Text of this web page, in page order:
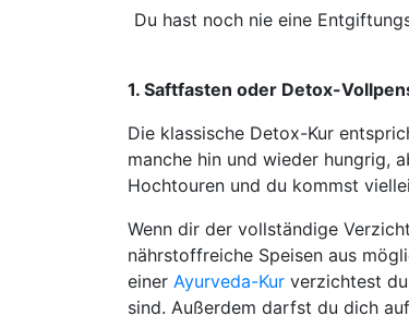
Du hast noch nie eine
1. Saftfasten oder Detox-
Die klassische Detox-Kur
manche hin und wieder hungrig,
Hochtouren und du kommst
Wenn dir der vollständige
nährstoffreiche Speisen aus
einer Ayurveda-Kur verzichtest
sind. Außerdem darfst du dich